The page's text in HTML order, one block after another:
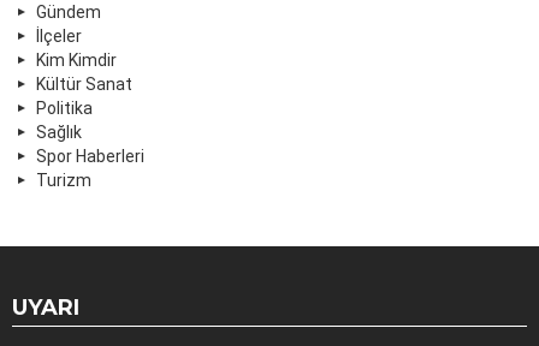
Gündem
İlçeler
Kim Kimdir
Kültür Sanat
Politika
Sağlık
Spor Haberleri
Turizm
UYARI